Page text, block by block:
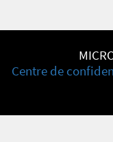
Centre de